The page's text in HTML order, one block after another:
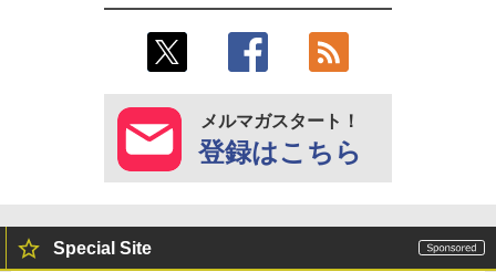
メルマガスタート！
登録はこちら
Special Site